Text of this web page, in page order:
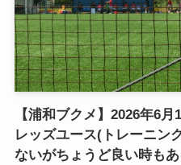
【浦和ブクメ】2026年6
レッズユース(トレーニン
ないがちょうど良い時も